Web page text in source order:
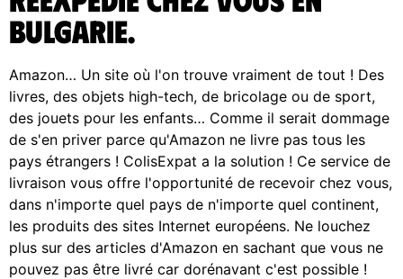
Bulgarie.
Amazon… Un site où l'on trouve vraiment de tout ! Des
livres, des objets high-tech, de bricolage ou de sport,
des jouets pour les enfants… Comme il serait dommage
de s'en priver parce qu'Amazon ne livre pas tous les
pays étrangers ! ColisExpat a la solution ! Ce service de
livraison vous offre l'opportunité de recevoir chez vous,
dans n'importe quel pays de n'importe quel continent,
les produits des sites Internet européens. Ne louchez
plus sur des articles d'Amazon en sachant que vous ne
pouvez pas être livré car dorénavant c'est possible !